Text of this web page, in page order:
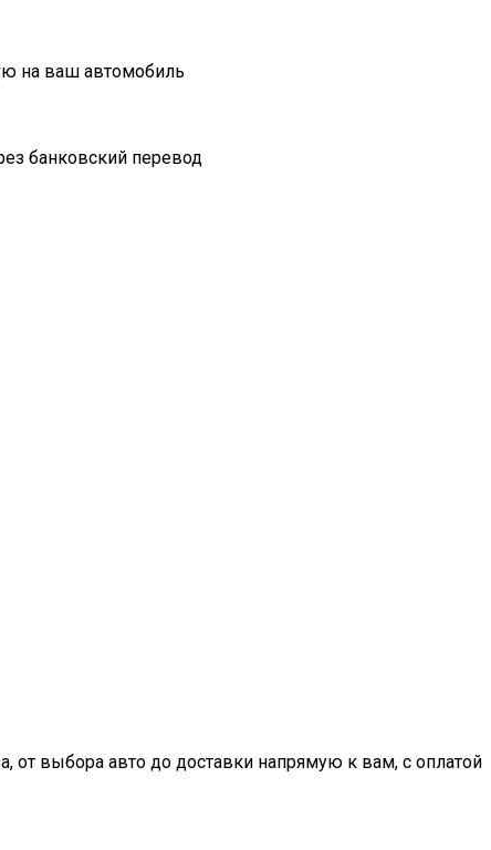
на ваш автомобиль
банковский перевод
от выбора авто до доставки напрямую к вам, с оплатой